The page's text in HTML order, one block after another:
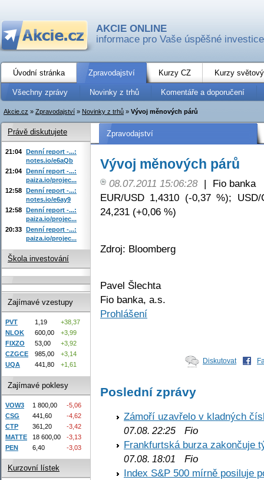
AKCIE ONLINE
informace pro Vaše úspěšné investice
Úvodní stránka Zpravodajství Kurzy CZ Kurzy
Všechny zprávy Novinky z trhů Komentáře a doporučení
Akcie.cz » Zpravodajství » Novinky z trhů » Vývoj měnových párů
Zpravodajství
Vývoj měnových párů
08.07.2011 15:06:28 |
Fio banka
EUR/USD 1,4310 (-0,37 %);
24,231 (+0,06 %)
Zdroj: Bloomberg
Pavel Šlechta
Fio banka, a.s.
Prohlášení
Diskutovat
Poslední zprávy
Zámoří uzavřelo v kladných
07.08. 22:25 Fio
Frankfurtská burza zakončuje
07.08. 18:01
Fio
Index S&P 500 mírně posiluje
Právě diskutujete
21:04 Denní report -...:
notes.io/e6aQb
21:04 Denní report -...:
paiza.io/projec...
12:58 Denní report -...:
notes.io/e6ay9
12:58 Denní report -...:
paiza.io/projec...
20:33 Denní report -...:
paiza.io/projec...
Škola investování
Zajímavé vzestupy
PVT 1,19
+38,37
NLOK
600,00
+3,99
FIXZO
53,00
+3,92
CZGCE
985,00
+3,14
UQA
441,80 +1,61
Zajímavé poklesy
VOW3 1 800,00
-5,06
CSG
441,60
-4,62
CTP
361,20
-3,42
MATTE
18 600,00
-3,13
PEN
6,40 -3,03
Kurzovní lístek